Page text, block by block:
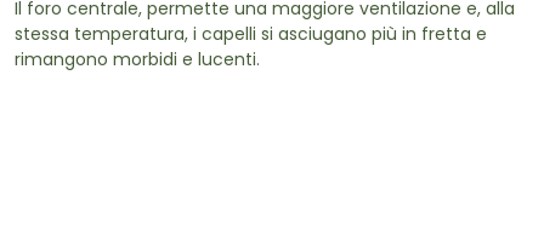
Il foro centrale, permette una maggiore ventilazione e, alla
stessa temperatura, i capelli si asciugano più in fretta e
rimangono morbidi e lucenti.